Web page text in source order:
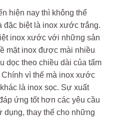
hiện nay thì không thể
đặc biệt là inox xước trắng.
inox xước với những sản
mặt inox được mài nhiều
dọc theo chiều dài của tấm
vì thế mà inox xước
là inox sọc. Sự xuất
ứng tốt hơn các yêu cầu
dụng, thay thế cho những